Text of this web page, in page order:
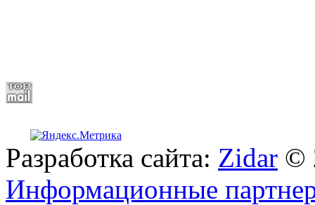
Разработка сайта: Zidar ©
Информационные